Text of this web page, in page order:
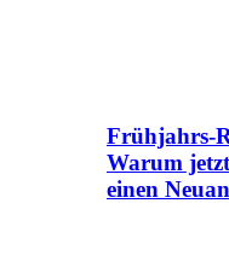
Frühjahrs-
Warum
einen